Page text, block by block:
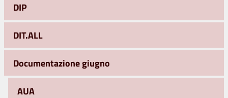
DIP
DIT.ALL
Documentazione giugno
AUA